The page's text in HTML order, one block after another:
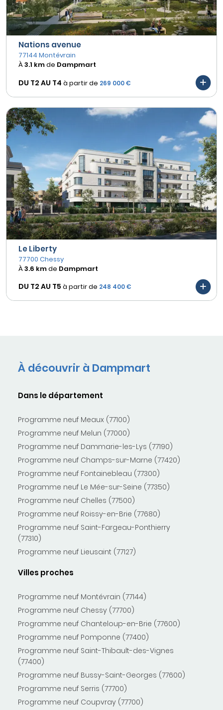
Nations avenue
77144 Montévrain
À3.1 kmde Dampmart
DU T2 AU T4 à partir de 269 000 €
Le Liberty
77700 Chessy
À3.6 kmde Dampmart
DU T2 AU T5 à partir de 248 400 €
À découvrir à Dampmart
Dans le département
Programme neuf Meaux (77100)
Programme neuf Melun (77000)
Programme neuf Dammarie-les-Lys (77190)
Programme neuf Champs-sur-Marne (77420)
Programme neuf Fontainebleau (77300)
Programme neuf Le Mée-sur-Seine (77350)
Programme neuf Chelles (77500)
Programme neuf Roissy-en-Brie (77680)
Programme neuf Saint-Fargeau-Ponthierry
(77310)
Programme neuf Lieusaint (77127)
Villes proches
Programme neuf Montévrain (77144)
Programme neuf Chessy (77700)
Programme neuf Chanteloup-en-Brie (77600)
Programme neuf Pomponne (77400)
Programme neuf Saint-Thibault-des-Vignes
(77400)
Programme neuf Bussy-Saint-Georges (77600)
Programme neuf Serris (77700)
Programme neuf Coupvray (77700)